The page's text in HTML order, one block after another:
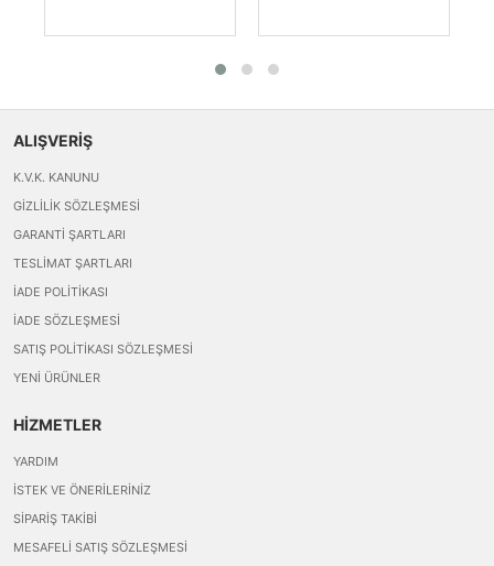
ALIŞVERİŞ
K.V.K. KANUNU
GIZLILIK SÖZLEŞMESI
GARANTI ŞARTLARI
TESLIMAT ŞARTLARI
İADE POLITIKASI
İADE SÖZLEŞMESI
SATIŞ POLITIKASI SÖZLEŞMESI
YENI ÜRÜNLER
HİZMETLER
YARDIM
İSTEK VE ÖNERILERINIZ
SIPARIŞ TAKIBI
MESAFELI SATIŞ SÖZLEŞMESI